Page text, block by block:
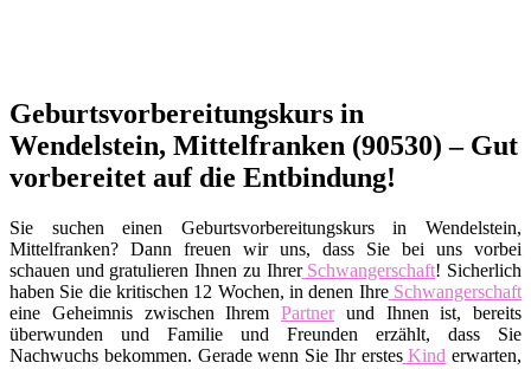
Geburtsvorbereitungskurs in
Wendelstein, Mittelfranken (90530) – Gut
vorbereitet auf die Entbindung!
Sie suchen einen Geburtsvorbereitungskurs in Wendelstein,
Mittelfranken? Dann freuen wir uns, dass Sie bei uns vorbei
schauen und gratulieren Ihnen zu IhrerSchwangerschaft! Sicherlich
haben Sie die kritischen 12 Wochen, in denen IhreSchwangerschaft
eine Geheimnis zwischen Ihrem Partnerund Ihnen ist, bereits
überwunden und Familie und Freunden erzählt, dass Sie
Nachwuchs bekommen. Gerade wenn Sie Ihr erstesKind erwarten,